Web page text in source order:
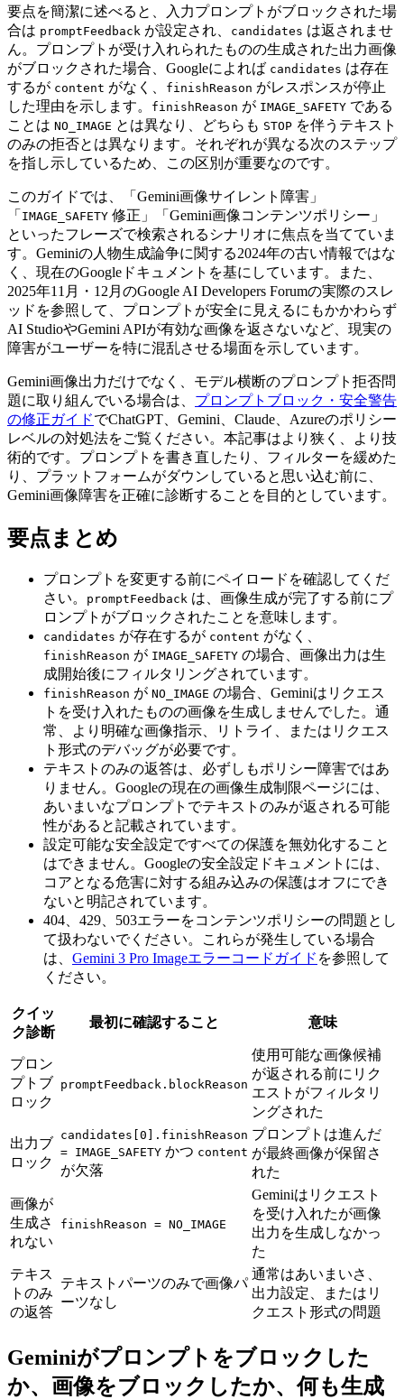
要点を簡潔に述べると、入力プロンプトがブロックされた場
合は promptFeedback が設定され、 candidates は返されませ
ん。プロンプトが受け入れられたものの生成された出力画像
がブロックされた場合、Googleによれば candidates は存在
するが content がなく、 finishReason がレスポンスが停止
した理由を示します。
finishReason が IMAGE_SAFETY である
ことは NO_IMAGE とは異なり、どちらも STOP を伴うテキスト
のみの拒否とは異なります。それぞれが異なる次のステップ
を指し示しているため、この区別が重要なのです。
このガイドでは、「Gemini画像サイレント障害」
「 IMAGE_SAFETY 修正」「Gemini画像コンテンツポリシー」
といったフレーズで検索されるシナリオに焦点を当てていま
す。Geminiの人物生成論争に関する2024年の古い情報ではな
く、現在のGoogleドキュメントを基にしています。また、
2025年11月・12月のGoogle AI Developers Forumの実際のスレ
ッドを参照して、プロンプトが安全に見えるにもかかわらず
AI StudioやGemini APIが有効な画像を返さないなど、現実の
障害がユーザーを特に混乱させる場面を示しています。
Gemini画像出力だけでなく、モデル横断のプロンプト拒否問
題に取り組んでいる場合は、 プロンプトブロック・安全警告
の修正ガイドでChatGPT、Gemini、Claude、Azureのポリシー
レベルの対処法をご覧ください。本記事はより狭く、より技
術的です。プロンプトを書き直したり、フィルターを緩めた
り、プラットフォームがダウンしていると思い込む前に、
Gemini画像障害を正確に診断することを目的としています。
要点まとめ
プロンプトを変更する前にペイロードを確認してくだ
さい。
promptFeedback は、画像生成が完了する前にプ
ロンプトがブロックされたことを意味します。
candidates が存在するが content がなく、
finishReason が IMAGE_SAFETY の場合、画像出力は生
成開始後にフィルタリングされています。
finishReason が NO_IMAGE の場合、Geminiはリクエス
トを受け入れたものの画像を生成しませんでした。通
常、より明確な画像指示、リトライ、またはリクエス
ト形式のデバッグが必要です。
テキストのみの返答は、必ずしもポリシー障害ではあ
りません。Googleの現在の画像生成制限ページには、
あいまいなプロンプトでテキストのみが返される可能
性があると記載されています。
設定可能な安全設定ですべての保護を無効化すること
はできません。Googleの安全設定ドキュメントには、
コアとなる危害に対する組み込みの保護はオフにでき
ないと明記されています。
404、429、503エラーをコンテンツポリシーの問題とし
て扱わないでください。これらが発生している場合
は、 Gemini 3 Pro Imageエラーコードガイド を参照して
ください。
クイッ
ク診断
最初に確認すること 意味
プロン
プトブ
ロック
promptFeedback.blockReason
使用可能な画像候補
が返される前にリク
エストがフィルタリ
ングされた
出力ブ
ロック
candidates[0].finishReason
= IMAGE_SAFETY かつ content
が欠落
プロンプトは進んだ
が最終画像が保留さ
れた
画像が
生成さ
れない
finishReason = NO_IMAGE
Geminiはリクエスト
を受け入れたが画像
出力を生成しなかっ
た
テキス
トのみ
の返答
テキストパーツのみで画像パ
ーツなし
通常はあいまいさ、
出力設定、またはリ
クエスト形式の問題
Geminiがプロンプトをブロックした
か、画像をブロックしたか、何も生成